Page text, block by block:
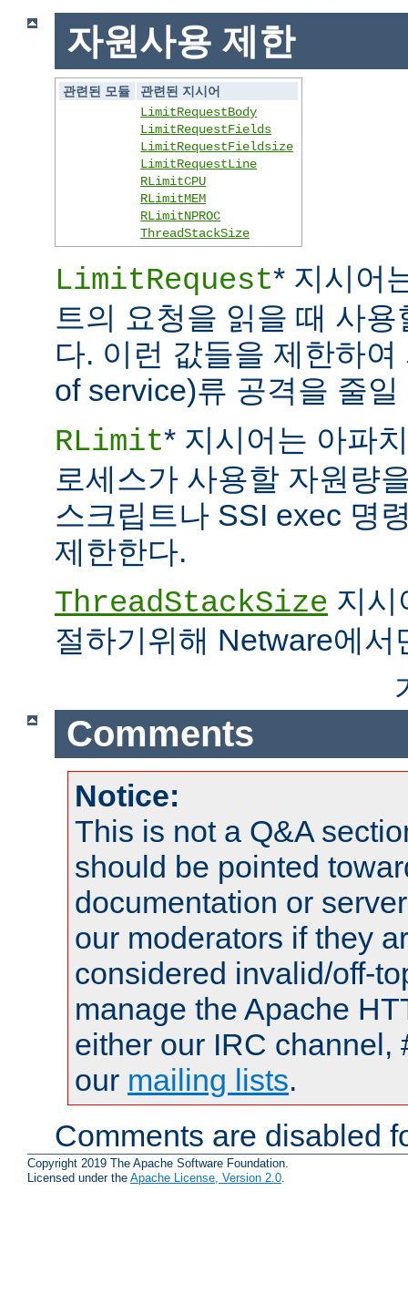
자원사용 제한
관련된 모듈
관련된 지시어
LimitRequestBody
LimitRequestFields
LimitRequestFieldsize
LimitRequestLine
RLimitCPU
RLimitMEM
RLimitNPROC
ThreadStackSize
LimitRequest* 지시어
트의 요청을 읽을 때 사
다. 이런 값들을 제한하
of service)류 공격을 줄일
RLimit* 지시어는 아파
로세스가 사용할 자원량
스크립트나 SSI exec 명
제한한다.
ThreadStackSize 지시
절하기위해 Netware에서
Comments
Notice:
This is not a Q&A
should be pointed
documentation or
our moderators if they
considered invalid/off-
manage the Apache
either our IRC channel,
our mailing lists.
Comments are disabled
Copyright 2019 The Apache Software Foundation.
Licensed under the Apache License, Version 2.0.